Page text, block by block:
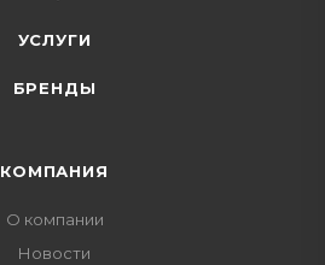
УСЛУГИ
БРЕНДЫ
КОМПАНИЯ
О компании
Новости